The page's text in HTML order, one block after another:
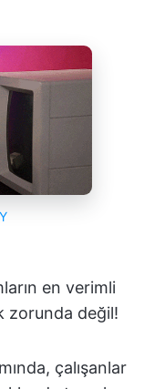
en verimli
zorunda değil!
çalışanlar